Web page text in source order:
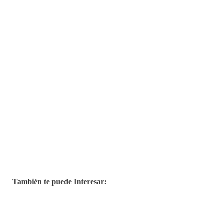
También te puede Interesar: